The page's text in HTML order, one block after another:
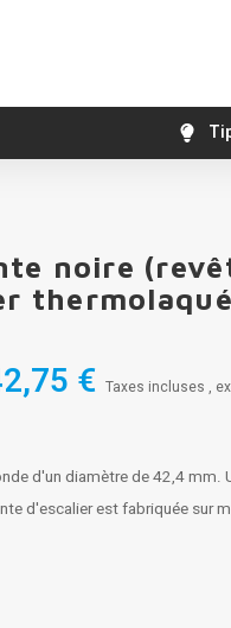
noire
€ Taxes incluses ,
d'un diamètre de 42,4
d'escalier est fabriquée sur